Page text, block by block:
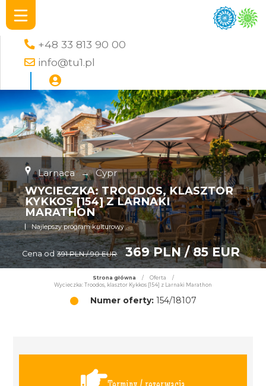
+48 33 813 90 00
info@tu1.pl
Larnaca → Cypr
WYCIECZKA: TROODOS, KLASZTOR
KYKKOS [154] Z LARNAKI
MARATHON
Najlepszy program kulturowy
Cena od 391 PLN / 90 EUR 369 PLN / 85 EUR
Strona główna / Oferta
/
Wycieczka: Troodos, klasztor Kykkos [154] z Larnaki Marathon
Numer oferty:154/18107